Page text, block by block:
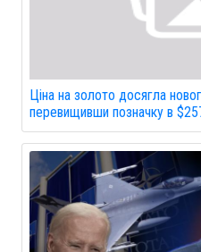
Ціна на золото досягла
перевищивши позначку в